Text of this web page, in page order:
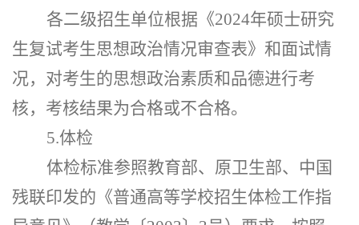
各二级招生单位根据《2024年硕士研究
生复试考生思想政治情况审查表》和面试情
况，对考生的思想政治素质和品德进行考
核，考核结果为合格或不合格。
5.体检
体检标准参照教育部、原卫生部、中国
残联印发的《普通高等学校招生体检工作指